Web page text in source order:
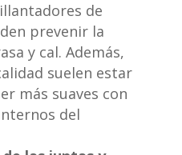
de
prevenir la
y cal. Además,
suelen estar
más suaves con
del